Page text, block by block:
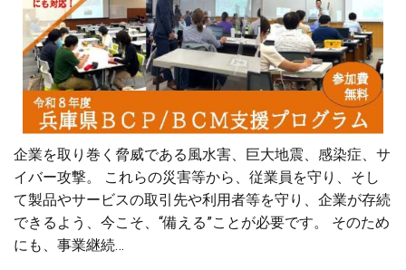
企業を取り巻く脅威である風水害、巨大地震、感染症、サ
イバー攻撃。 これらの災害等から、従業員を守り、そし
て製品やサービスの取引先や利用者等を守り、企業が存続
できるよう、今こそ、“備える”ことが必要です。 そのため
にも、事業継続…